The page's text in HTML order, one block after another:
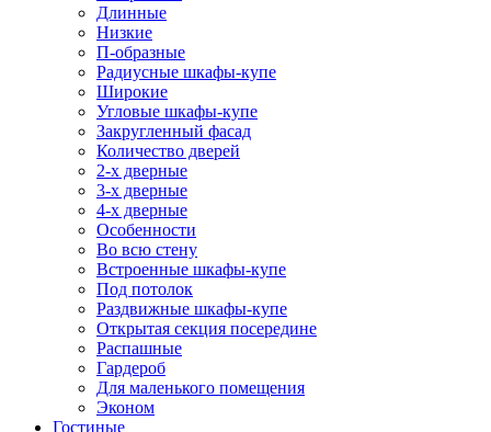
Длинные
Низкие
П-образные
Радиусные шкафы-купе
Широкие
Угловые шкафы-купе
Закругленный фасад
Количество дверей
2-х дверные
3-х дверные
4-х дверные
Особенности
Во всю стену
Встроенные шкафы-купе
Под потолок
Раздвижные шкафы-купе
Открытая секция посередине
Распашные
Гардероб
Для маленького помещения
Эконом
Гостиные